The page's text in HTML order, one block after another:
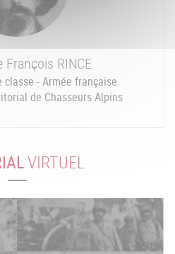
François RINCE
classe - Armée française
de Chasseurs Alpins
VIRTUEL